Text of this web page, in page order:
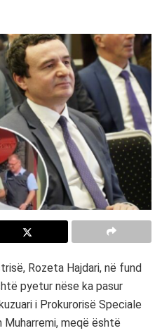
Rozeta Hajdari, në fund
pyetur nëse ka pasur
i Prokurorisë Speciale
Muharremi, meqë është